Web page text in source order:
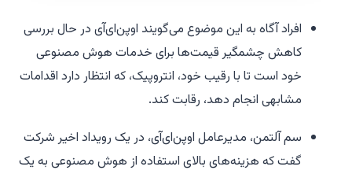
افراد آگاه به این موضوع می‌گویند اوپن‌ای‌آی در حال بررسی
کاهش چشمگیر قیمت‌ها برای خدمات هوش مصنوعی
خود است تا با رقیب خود، انتروپیک، که انتظار دارد اقدامات
مشابهی انجام دهد، رقابت کند.
سم آلتمن، مدیرعامل اوپن‌ای‌آی، در یک رویداد اخیر شرکت
گفت که هزینه‌های بالای استفاده از هوش مصنوعی به یک